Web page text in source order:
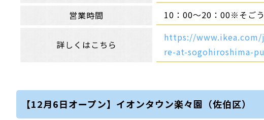
営業時間
10：00～20：00※そご
詳しくはこちら
https://
re-at-sogohiroshima-
【12月6日オープン】イオンタウン楽々園（佐伯区）